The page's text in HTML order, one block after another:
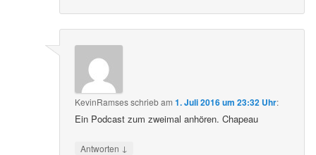
KevinRamsesschriebam1. Juli 2016 um 23:32 Uhr:
Ein Podcast zum zweimal anhören. Chapeau
Antworten ↓